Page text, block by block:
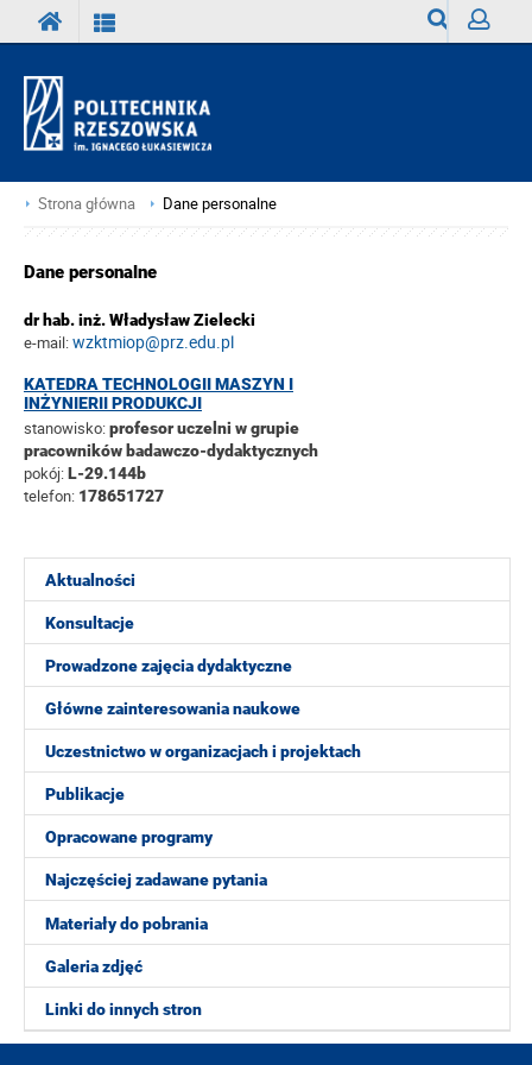
Strona główna Dane personalne
Aktualności
Konsultacje
Prowadzone zajęcia dydaktyczne
Główne zainteresowania naukowe
Uczestnictwo w organizacjach i projektach
Publikacje
Opracowane programy
Najczęściej zadawane pytania
Materiały do pobrania
Galeria zdjęć
Linki do innych stron
Dane personalne
dr hab. inż. Władysław Zielecki
e-mail:wzktmiop@prz.edu.pl
KATEDRA TECHNOLOGII MASZYN I
INŻYNIERII PRODUKCJI
stanowisko:profesor uczelni w grupie
pracowników badawczo-dydaktycznych
pokój:L-29.144b
telefon: 178651727